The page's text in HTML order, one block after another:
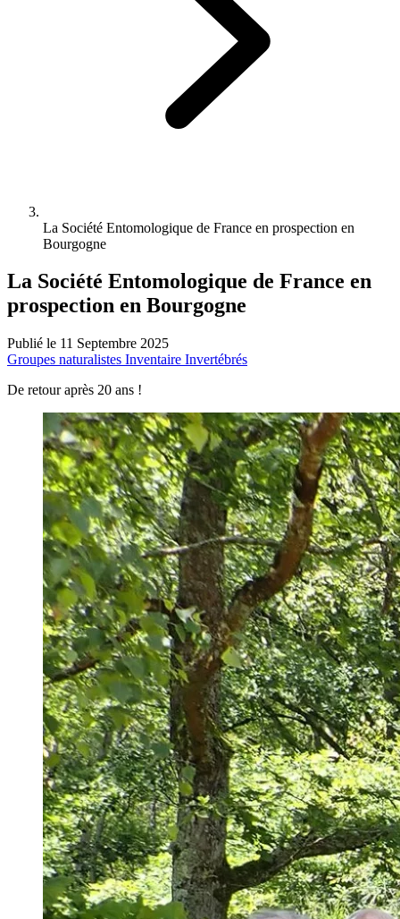
La Société Entomologique de France en prospection en
Bourgogne
La Société Entomologique de France en
prospection en Bourgogne
Publié le 11 Septembre 2025
Groupes naturalistes Inventaire Invertébrés
De retour après 20 ans !